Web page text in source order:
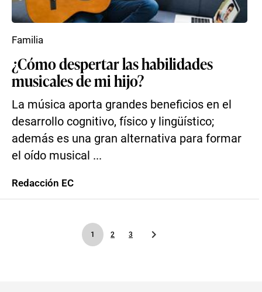
¿Cómo despertar las habilidades
musicales de mi hijo?
La música aporta grandes beneficios en el
desarrollo cognitivo, físico y lingüístico;
además es una gran alternativa para formar
el oído musical ...
Familia
Redacción EC
1 2 3